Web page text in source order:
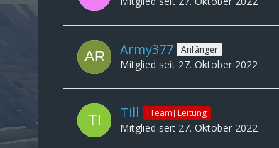
Army377 Anfänger
Mitglied seit 27. Oktober 2022
Till [Team] Leitung
Mitglied seit 27. Oktober 2022